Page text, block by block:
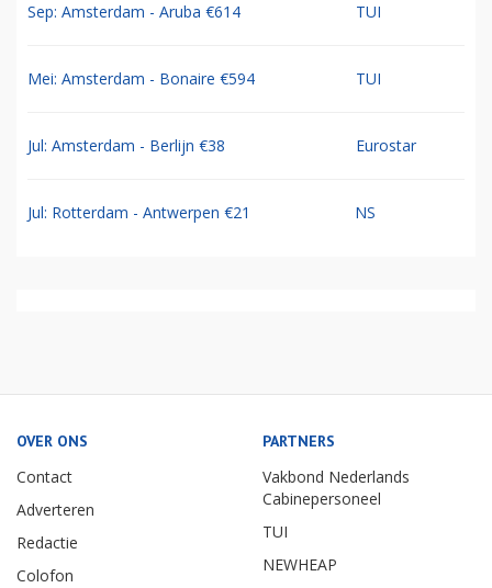
Sep: Amsterdam - Aruba €614 TUI
Mei: Amsterdam - Bonaire €594 TUI
Jul: Amsterdam - Berlijn €38 Eurostar
Jul: Rotterdam - Antwerpen €21 NS
OVER ONS
Contact
Adverteren
Redactie
Colofon
PARTNERS
Vakbond Nederlands
Cabinepersoneel
TUI
NEWHEAP